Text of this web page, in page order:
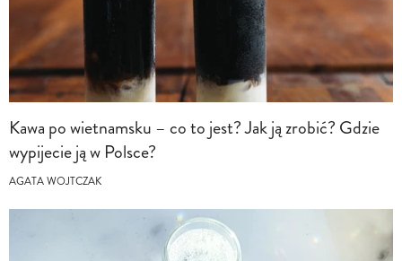
Kawa po wietnamsku – co to jest? Jak ją zrobić? Gdzie
wypijecie ją w Polsce?
AGATA WOJTCZAK